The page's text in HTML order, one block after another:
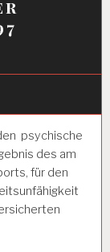
psychische
des am
für den